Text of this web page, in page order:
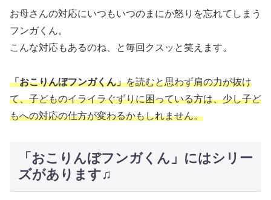
お母さんの対応にいつもいつのまにか怒りを忘れてしまう
フンガくん。
こんな対応もあるのね、と毎回クスッと笑えます。
「おこりんぼフンガくん」を読むと思わず肩の力が抜け
て、子どものイライラぐずりに困っている方は、少し子ど
もへの対応の仕方が変わるかもしれません。
「おこりんぼフンガくん」にはシリー
ズがあります♫